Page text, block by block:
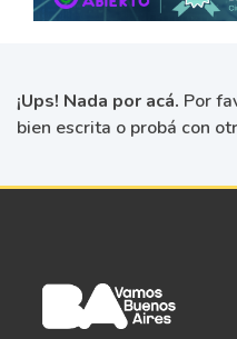
¡Ups! Nada por acá. Por
bien escrita o probá con